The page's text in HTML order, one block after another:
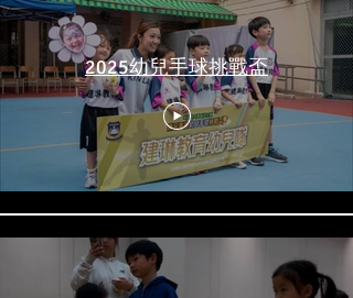
2025幼兒手球挑戰盃